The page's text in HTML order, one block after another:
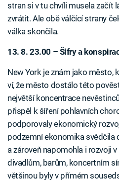
stran si v tu chvíli musela začít
zvrátit. Ale obě válčící strany
válka skončila.
13. 8. 23.00 – Šifry a
New York je znám jako město,
ví, že město dostálo této
největší koncentrace
přispěl k šíření pohlavních
podporovaly ekonomický
podzemní ekonomika svědčila
a zároveň napomohla i rozvoji
divadlům, barům, koncertním
většinou byly v přímém